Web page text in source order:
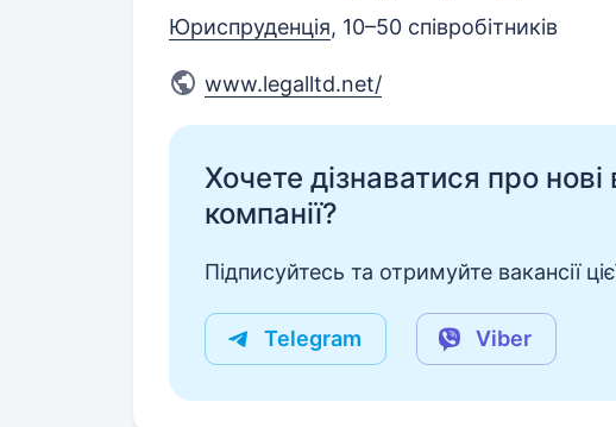
Юриспруденція, 10–50 співробітників
www.legalltd.net/
Хочете дізнаватися про нові
компанії?
Підписуйтесь та отримуйте вакансії
Telegram Viber